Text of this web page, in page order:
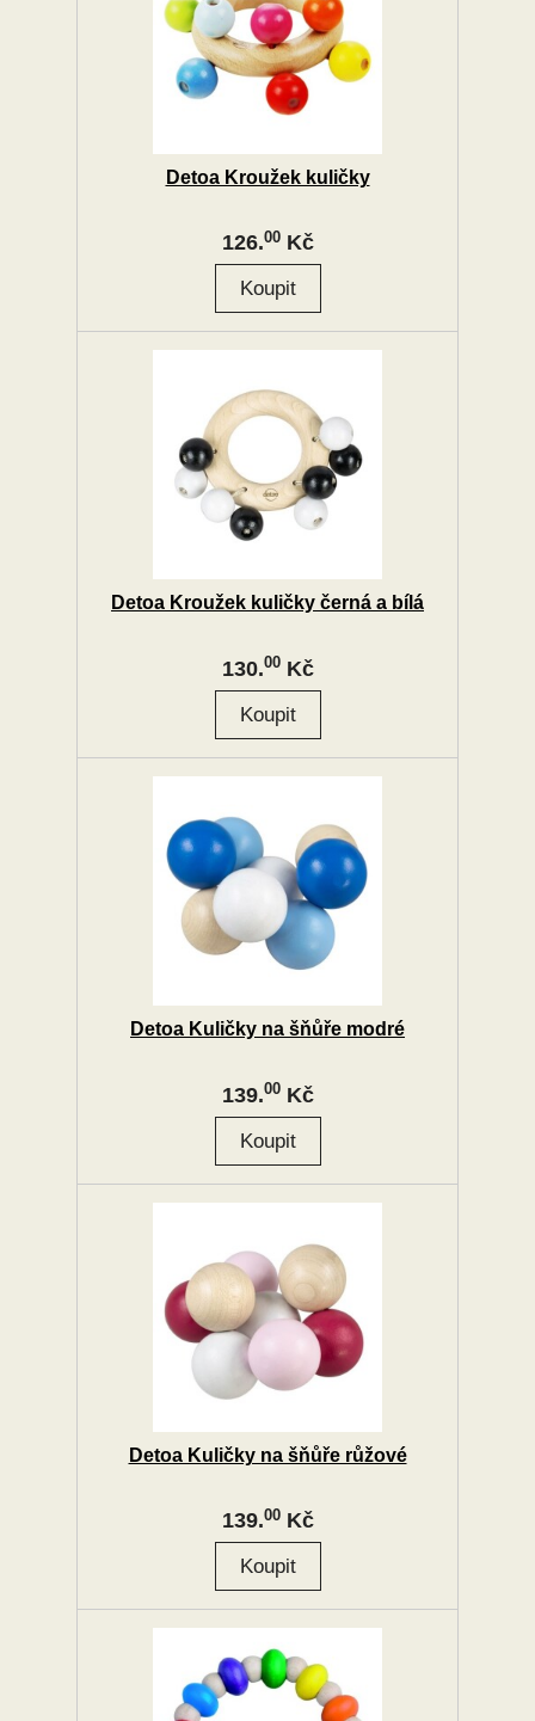
Detoa Kroužek kuličky
126.00Kč
Detoa Kroužek kuličky černá a bílá
130.00Kč
Detoa Kuličky na šňůře modré
139.00Kč
Detoa Kuličky na šňůře růžové
139.00Kč